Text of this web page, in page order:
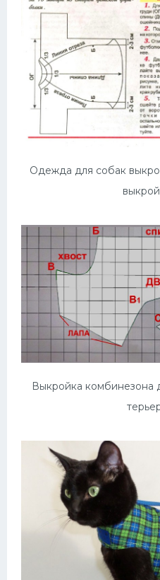
Одежда для собак
Выкройка комбинезона